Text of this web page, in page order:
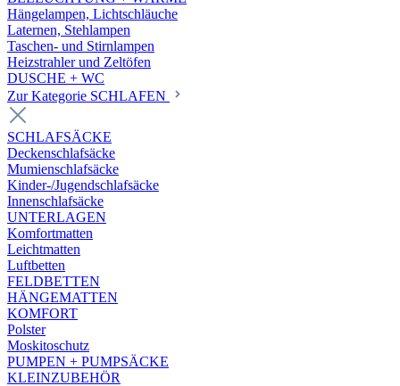
Hängelampen, Lichtschläuche
Laternen, Stehlampen
Taschen- und Stirnlampen
Heizstrahler und Zeltöfen
DUSCHE + WC
Zur Kategorie SCHLAFEN
SCHLAFSÄCKE
Deckenschlafsäcke
Mumienschlafsäcke
Kinder-/Jugendschlafsäcke
Innenschlafsäcke
UNTERLAGEN
Komfortmatten
Leichtmatten
Luftbetten
FELDBETTEN
HÄNGEMATTEN
KOMFORT
Polster
Moskitoschutz
PUMPEN + PUMPSÄCKE
KLEINZUBEHÖR